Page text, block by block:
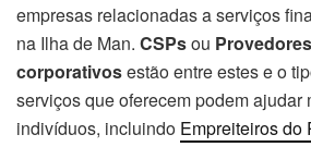
empresas relacionadas a serviços
na Ilha de Man. CSPsou
corporativosestão entre estes e o
serviços que oferecem podem ajudar
indivíduos, incluindo Empreiteiros do